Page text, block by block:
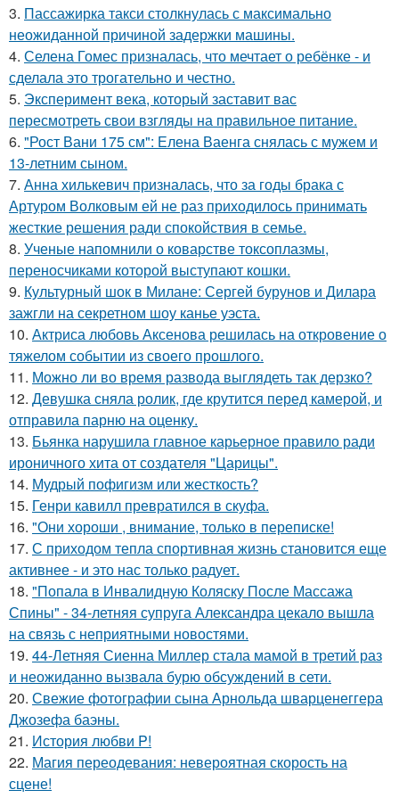
3. Пассажирка такси столкнулась с максимально
неожиданной причиной задержки машины.
4. Селена Гомес призналась, что мечтает о ребёнке - и
сделала это трогательно и честно.
5. Эксперимент века, который заставит вас
пересмотреть свои взгляды на правильное питание.
6. "Рост Вани 175 см": Елена Ваенга снялась с мужем и
13-летним сыном.
7. Анна хилькевич призналась, что за годы брака с
Артуром Волковым ей не раз приходилось принимать
жесткие решения ради спокойствия в семье.
8. Ученые напомнили о коварстве токсоплазмы,
переносчиками которой выступают кошки.
9. Культурный шок в Милане: Сергей бурунов и Дилара
зажгли на секретном шоу канье уэста.
10. Актриса любовь Аксенова решилась на откровение о
тяжелом событии из своего прошлого.
11. Можно ли во время развода выглядеть так дерзко?
12. Девушка сняла ролик, где крутится перед камерой, и
отправила парню на оценку.
13. Бьянка нарушила главное карьерное правило ради
ироничного хита от создателя "Царицы".
14. Мудрый пофигизм или жесткость?
15. Генри кавилл превратился в скуфа.
16. "Они хороши , внимание, только в переписке!
17. С приходом тепла спортивная жизнь становится еще
активнее - и это нас только радует.
18. "Попала в Инвалидную Коляску После Массажа
Спины" - 34-летняя супруга Александра цекало вышла
на связь с неприятными новостями.
19. 44-Летняя Сиенна Миллер стала мамой в третий раз
и неожиданно вызвала бурю обсуждений в сети.
20. Свежие фотографии сына Арнольда шварценеггера
Джозефа баэны.
21. История любви P!
22. Магия переодевания: невероятная скорость на
сцене!